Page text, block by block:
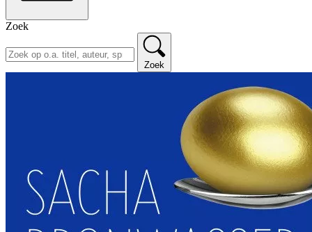
Zoek
Zoek